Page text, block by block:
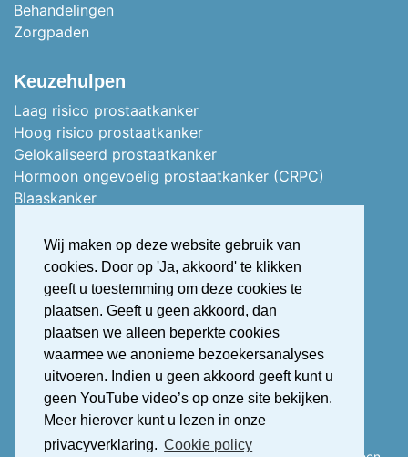
Wij maken op deze website gebruik van
cookies. Door op 'Ja, akkoord' te klikken
geeft u toestemming om deze cookies te
plaatsen. Geeft u geen akkoord, dan
plaatsen we alleen beperkte cookies
waarmee we anonieme bezoekersanalyses
uitvoeren. Indien u geen akkoord geeft kunt u
geen YouTube video’s op onze site bekijken.
Meer hierover kunt u lezen in onze
privacyverklaring. Cookie policy
Behandelingen
Zorgpaden
Keuzehulpen
Laag risico prostaatkanker
Hoog risico prostaatkanker
Gelokaliseerd prostaatkanker
Hormoon ongevoelig prostaatkanker (CRPC)
Blaaskanker
Nierkanker
Uitgezaaid nierkanker
Stress urine incontinentie
Overactieve blaas (OAB)
OAB Treatment Guide Ipdf Dutch
Erectiestoornis (Erectiele dysfunctie)
2026 © Alles over urologie